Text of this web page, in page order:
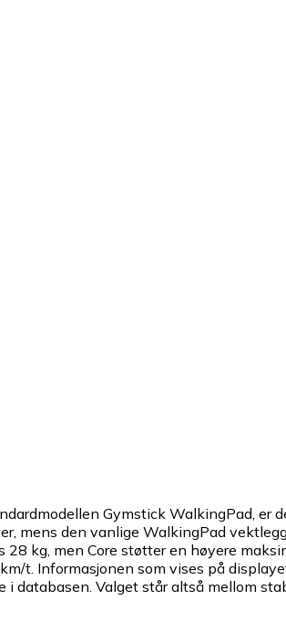
Gymstick WalkingPad,
mens den vanlige WalkingPad
kg, men Core støtter en høyere
t. Informasjonen som vises på
i databasen. Valget står altså mellom